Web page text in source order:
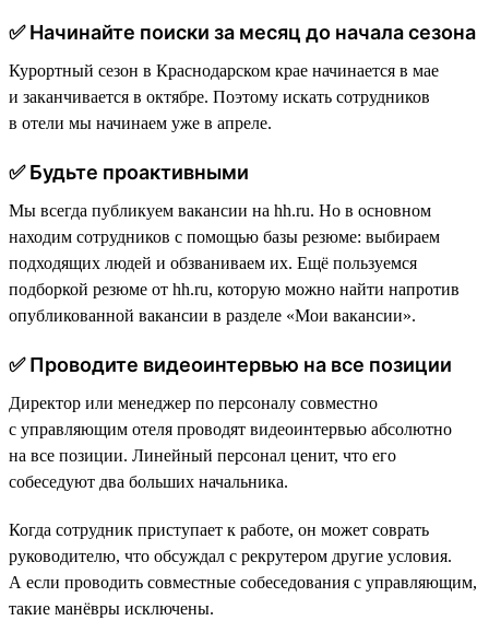
✅ Начинайте поиски за месяц до начала сезона
Курортный сезон в Краснодарском крае начинается в мае
и заканчивается в октябре. Поэтому искать сотрудников
в отели мы начинаем уже в апреле.
✅ Будьте проактивными
Мы всегда публикуем вакансии на hh.ru. Но в основном
находим сотрудников с помощью базы резюме: выбираем
подходящих людей и обзваниваем их. Ещё пользуемся
подборкой резюме от hh.ru, которую можно найти напротив
опубликованной вакансии в разделе «Мои вакансии».
✅ Проводите видеоинтервью на все позиции
Директор или менеджер по персоналу совместно
с управляющим отеля проводят видеоинтервью абсолютно
на все позиции. Линейный персонал ценит, что его
собеседуют два больших начальника.
Когда сотрудник приступает к работе, он может соврать
руководителю, что обсуждал с рекрутером другие условия.
А если проводить совместные собеседования с управляющим,
такие манёвры исключены.